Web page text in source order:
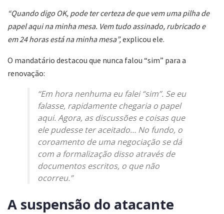
“Quando digo OK, pode ter certeza de que vem uma pilha de
papel aqui na minha mesa. Vem tudo assinado, rubricado e
em 24 horas está na minha mesa”,explicou ele.
O mandatário destacou que nunca falou “sim” para a
renovação:
“Em hora nenhuma eu falei “sim”. Se eu
falasse, rapidamente chegaria o papel
aqui. Agora, as discussões e coisas que
ele pudesse ter aceitado… No fundo, o
coroamento de uma negociação se dá
com a formalização disso através de
documentos escritos, o que não
ocorreu.”
A suspensão do atacante